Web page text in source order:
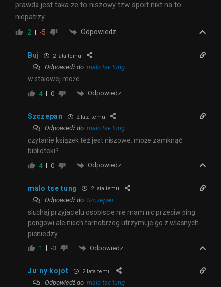
prawda jest taka ze to niszowy tzw sport nikt na to
niepatrzy
2 -5 Odpowiedz
Buj 2 lata temu
Odpowiedź do malo tse tung
w stalowej może
4 0 Odpowiedz
Szczepan 2 lata temu
Odpowiedź do malo tse tung
czytanie książek też jest niszowe. może zamknąć
biblioteki?
4 0 Odpowiedz
malo tse tung 2 lata temu
Odpowiedź do Szczepan
sluchaj przyjacielu osobiscie nie mam nic przeciw ping
pongowi ale niech tarnobrzeg utrzymuje go z wlasnych
pieniedzy
1 -3 Odpowiedz
Jurny kojot 2 lata temu
Odpowiedź do malo tse tung